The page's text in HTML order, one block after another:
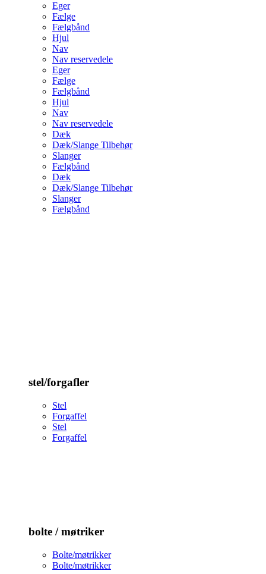
Eger
Fælge
Fælgbånd
Hjul
Nav
Nav reservedele
Eger
Fælge
Fælgbånd
Hjul
Nav
Nav reservedele
Dæk
Dæk/Slange Tilbehør
Slanger
Fælgbånd
Dæk
Dæk/Slange Tilbehør
Slanger
Fælgbånd
stel/forgafler
Stel
Forgaffel
Stel
Forgaffel
bolte / møtriker
Bolte/møtrikker
Bolte/møtrikker